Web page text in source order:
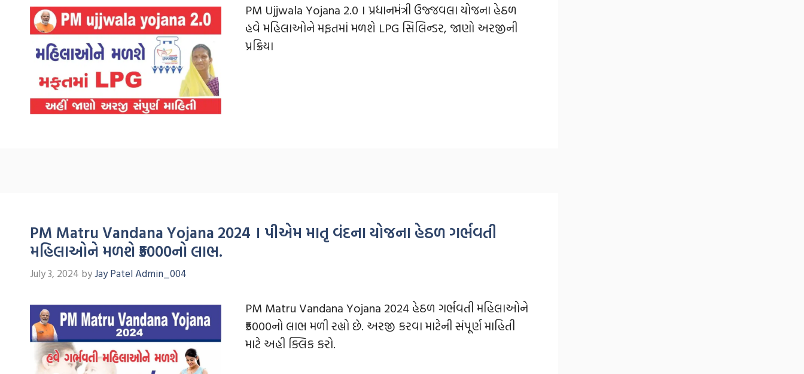
PM Ujjwala Yojana 2.0 । પ્રધાનમંત્રી ઉજ્જવલા યોજના હેઠળ
હવે મહિલાઓને મફતમાં મળશે LPG સિલિન્ડર, જાણો અરજીની
પ્રક્રિયા
PM Matru Vandana Yojana 2024 । પીએમ માતૃ વંદના યોજના હેઠળ ગર્ભવતી
મહિલાઓને મળશે ₹5000નો લાભ.
July 3, 2024 byJay Patel Admin_004
PM Matru Vandana Yojana 2024 હેઠળ ગર્ભવતી મહિલાઓને
₹5000નો લાભ મળી રહ્યો છે. અરજી કરવા માટેની સંપૂર્ણ માહિતી
માટે અહી ક્લિક કરો.